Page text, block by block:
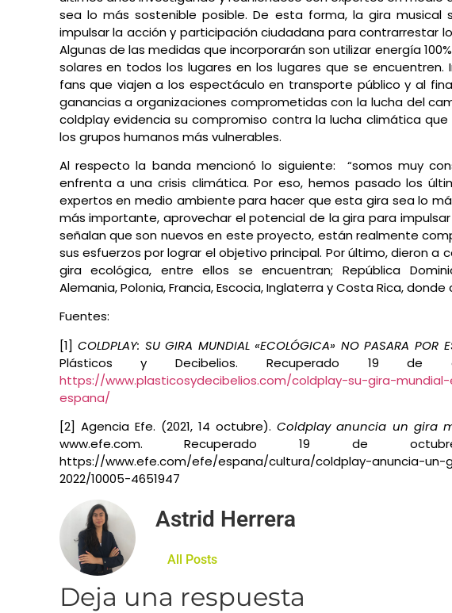
sea lo más sostenible posible. De esta forma, la gira
impulsar la acción y participación ciudadana para contrarrestar
Algunas de las medidas que incorporarán son utilizar energía
solares en todos los lugares en los lugares que se encuentren.
fans que viajen a los espectáculo en transporte público y al
ganancias a organizaciones comprometidas con la lucha del
coldplay evidencia su compromiso contra la lucha climática
los grupos humanos más vulnerables.
Al respecto la banda mencionó lo siguiente: “somos muy
enfrenta a una crisis climática. Por eso, hemos pasado los
expertos en medio ambiente para hacer que esta gira sea lo
más importante, aprovechar el potencial de la gira para
señalan que son nuevos en este proyecto, están realmente
sus esfuerzos por lograr el objetivo principal. Por último, dieron a
gira ecológica, entre ellos se encuentran; República
Alemania, Polonia, Francia, Escocia, Inglaterra y Costa Rica,
Fuentes:
[1]COLDPLAY: SU GIRA MUNDIAL «ECOLÓGICA» NO PASARA POR
Plásticos y Decibelios. Recuperado 19
https://www.plasticosydecibelios.com/coldplay-su-gira-
espana/
[2] Agencia Efe. (2021, 14 octubre).Coldplay anuncia un gira
www.efe.com. Recuperado 19 de
https://www.efe.com/efe/espana/cultura/coldplay-anuncia-un-
2022/10005-4651947
Astrid Herrera
All Posts
Deja una respuesta